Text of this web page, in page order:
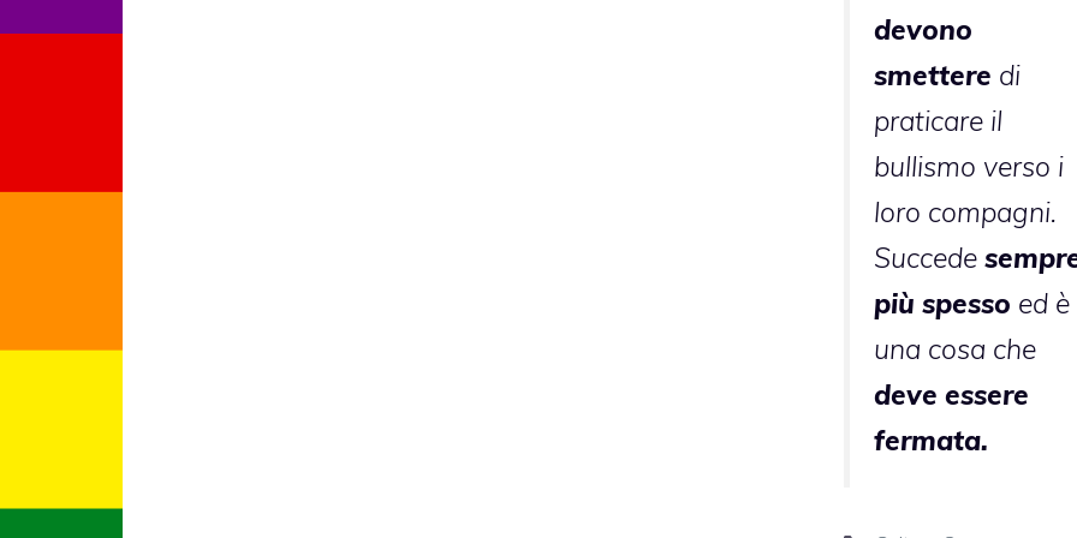
devono
smettere di
praticare il
bullismo verso i
loro compagni.
Succede
più spesso ed è
una cosa che
deve essere
fermata.